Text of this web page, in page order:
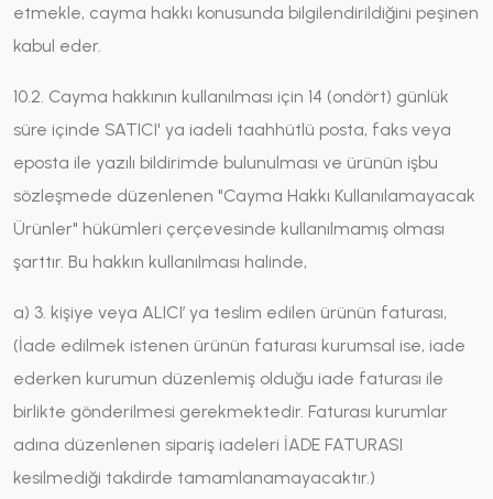
etmekle, cayma hakkı konusunda bilgilendirildiğini peşinen
kabul eder.
10.2. Cayma hakkının kullanılması için 14 (ondört) günlük
süre içinde SATICI' ya iadeli taahhütlü posta, faks veya
eposta ile yazılı bildirimde bulunulması ve ürünün işbu
sözleşmede düzenlenen "Cayma Hakkı Kullanılamayacak
Ürünler" hükümleri çerçevesinde kullanılmamış olması
şarttır. Bu hakkın kullanılması halinde,
a) 3. kişiye veya ALICI’ ya teslim edilen ürünün faturası,
(İade edilmek istenen ürünün faturası kurumsal ise, iade
ederken kurumun düzenlemiş olduğu iade faturası ile
birlikte gönderilmesi gerekmektedir. Faturası kurumlar
adına düzenlenen sipariş iadeleri İADE FATURASI
kesilmediği takdirde tamamlanamayacaktır.)